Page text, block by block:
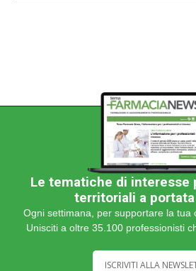
Le tematiche di interesse
territoriali a
Ogni settimana, per supportare la tua
Unisciti a oltre 35.100 professionisti
ISCRIVITI ALLA